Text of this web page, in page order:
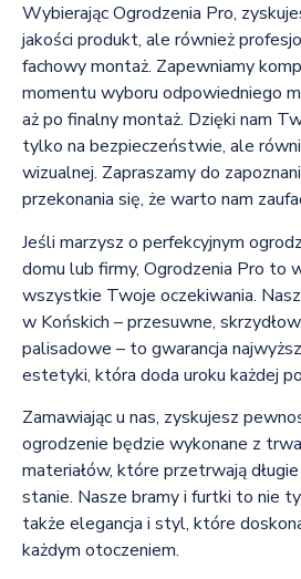
Wybierając Ogrodzenia Pro,
jakości produkt, ale również
fachowy montaż. Zapewniamy
momentu wyboru odpowiedniego
aż po finalny montaż. Dzięki nam
tylko na bezpieczeństwie, ale
wizualnej. Zapraszamy do
przekonania się, że warto nam
Jeśli marzysz o perfekcyjnym
domu lub firmy, Ogrodzenia Pro to
wszystkie Twoje oczekiwania.
w Końskich – przesuwne,
palisadowe – to gwarancja
estetyki, która doda uroku każdej
Zamawiając u nas, zyskujesz
ogrodzenie będzie wykonane z
materiałów, które przetrwają
stanie. Nasze bramy i furtki to nie
także elegancja i styl, które
każdym otoczeniem.